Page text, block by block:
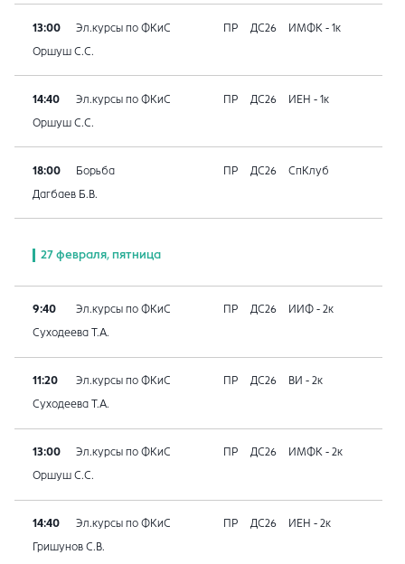
13:00 Эл.курсы по ФКиС ПР ДС26 ИМФК - 1к
Оршуш С.С.
14:40 Эл.курсы по ФКиС ПР ДС26 ИЕН - 1к
Оршуш С.С.
18:00 Борьба ПР ДС26 СпКлуб
Дагбаев Б.В.
27 февраля, пятница
9:40 Эл.курсы по ФКиС ПР ДС26 ИИФ - 2к
Суходеева Т.А.
11:20 Эл.курсы по ФКиС ПР ДС26 ВИ - 2к
Суходеева Т.А.
13:00 Эл.курсы по ФКиС ПР ДС26 ИМФК - 2к
Оршуш С.С.
14:40 Эл.курсы по ФКиС ПР ДС26 ИЕН - 2к
Гришунов С.В.